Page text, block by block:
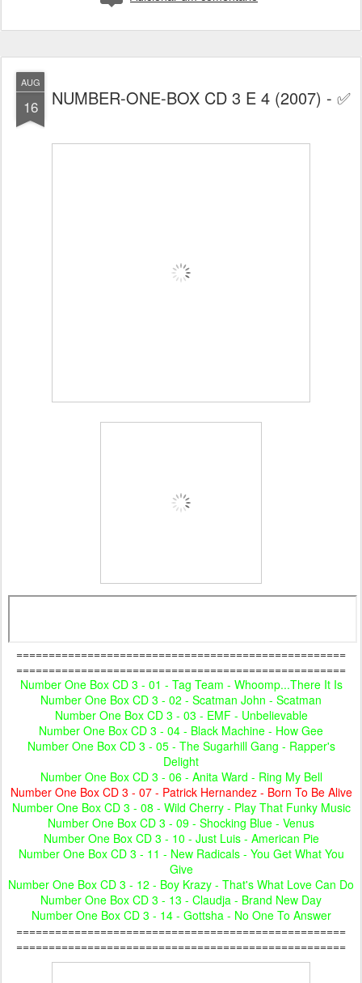
AUG
16 NUMBER-ONE-BOX CD 3 E 4 (2007) - ✅
===================================================
===================================================
Number One Box CD 3 - 01 - Tag Team - Whoomp...There It Is
Number One Box CD 3 - 02 - Scatman John - Scatman
Number One Box CD 3 - 03 - EMF - Unbelievable
Number One Box CD 3 - 04 - Black Machine - How Gee
Number One Box CD 3 - 05 - The Sugarhill Gang - Rapper's
Delight
Number One Box CD 3 - 06 - Anita Ward - Ring My Bell
Number One Box CD 3 - 07 - Patrick Hernandez - Born To Be Alive
Number One Box CD 3 - 08 - Wild Cherry - Play That Funky Music
Number One Box CD 3 - 09 - Shocking Blue - Venus
Number One Box CD 3 - 10 - Just Luis - American Pie
Number One Box CD 3 - 11 - New Radicals - You Get What You
Give
Number One Box CD 3 - 12 - Boy Krazy - That's What Love Can Do
Number One Box CD 3 - 13 - Claudja - Brand New Day
Number One Box CD 3 - 14 - Gottsha - No One To Answer
===================================================
===================================================